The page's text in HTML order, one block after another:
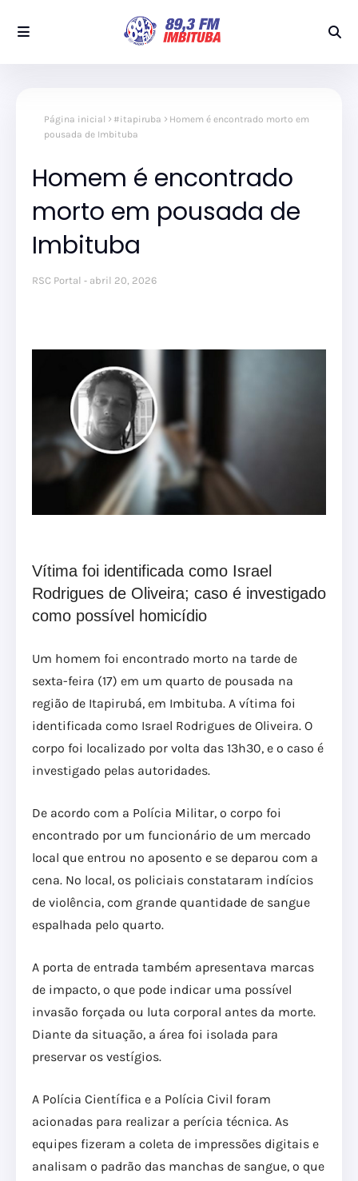
Página inicial #itapiruba
Homem é encontrado morto em
pousada de Imbituba
Homem é encontrado
morto em pousada de
Imbituba
RSC Portal abril 20, 2026
Vítima foi identificada como Israel
Rodrigues de Oliveira; caso é investigado
como possível homicídio
Um homem foi encontrado morto na tarde de
sexta-feira (17) em um quarto de pousada na
região de Itapirubá, em Imbituba. A vítima foi
identificada como Israel Rodrigues de Oliveira. O
corpo foi localizado por volta das 13h30, e o caso é
investigado pelas autoridades.
De acordo com a Polícia Militar, o corpo foi
encontrado por um funcionário de um mercado
local que entrou no aposento e se deparou com a
cena. No local, os policiais constataram indícios
de violência, com grande quantidade de sangue
espalhada pelo quarto.
A porta de entrada também apresentava marcas
de impacto, o que pode indicar uma possível
invasão forçada ou luta corporal antes da morte.
Diante da situação, a área foi isolada para
preservar os vestígios.
A Polícia Científica e a Polícia Civil foram
acionadas para realizar a perícia técnica. As
equipes fizeram a coleta de impressões digitais e
analisam o padrão das manchas de sangue, o que